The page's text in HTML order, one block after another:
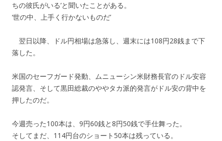
ちの彼氏がいる’と聞いたことがある。
‘世の中、上手く行かないものだ’
翌日以降、ドル円相場は急落し、週末には108円28銭まで下
落した。
米国のセーフガード発動、ムニューシン米財務長官のドル安容
認発言、そして黒田総裁のややタカ派的発言がドル安の背中を
押したのだ。
今週売った100本は、9円60銭と8円50銭で手仕舞った。
そしてまだ、114円台のショート50本は残っている。